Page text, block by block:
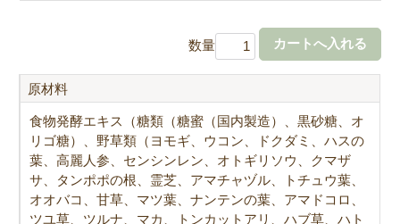
数量
原材料
食物発酵エキス（糖類（糖蜜（国内製造）、黒砂糖、オ
リゴ糖）、野草類（ヨモギ、ウコン、ドクダミ、ハスの
葉、高麗人参、センシンレン、オトギリソウ、クマザ
サ、タンポポの根、霊芝、アマチャヅル、トチュウ葉、
オオバコ、甘草、マツ葉、ナンテンの葉、アマドコロ、
ツユ草、ツルナ、マカ、トンカットアリ、ハブ草、ハト